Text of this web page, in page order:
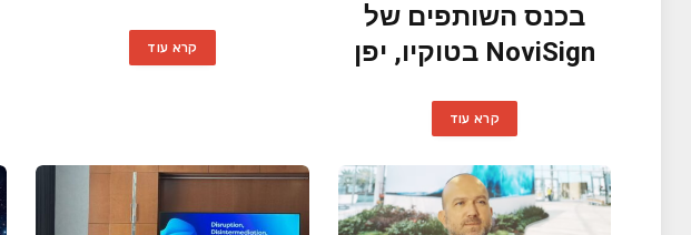
בכנס השותפים של
NoviSign בטוקיו, יפן
קרא עוד
קרא עוד